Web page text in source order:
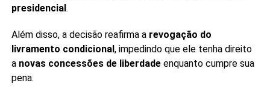
presidencial.
Além disso, a decisão reafirma a revogação do
livramento condicional, impedindo que ele tenha direito
a novas concessões de liberdadeenquanto cumpre sua
pena.